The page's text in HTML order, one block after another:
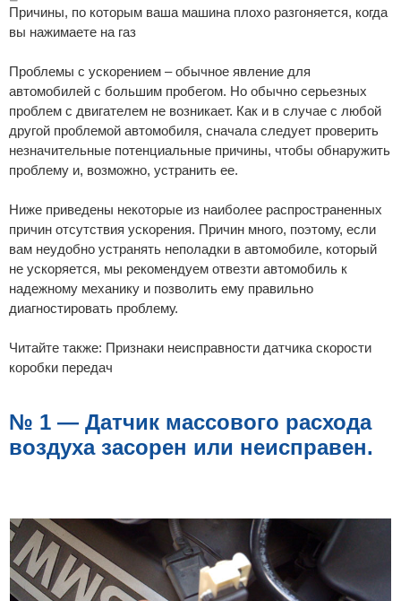
о
б
щ
и
е
Причины, по которым ваша машина плохо разгоняется, когда
вы нажимаете на газ
Проблемы с ускорением – обычное явление для
автомобилей с большим пробегом. Но обычно серьезных
проблем с двигателем не возникает. Как и в случае с любой
другой проблемой автомобиля, сначала следует проверить
незначительные потенциальные причины, чтобы обнаружить
проблему и, возможно, устранить ее.
Ниже приведены некоторые из наиболее распространенных
причин отсутствия ускорения. Причин много, поэтому, если
вам неудобно устранять неполадки в автомобиле, который
не ускоряется, мы рекомендуем отвезти автомобиль к
надежному механику и позволить ему правильно
диагностировать проблему.
Читайте также: Признаки неисправности датчика скорости
коробки передач
№ 1 — Датчик массового расхода
воздуха засорен или неисправен.